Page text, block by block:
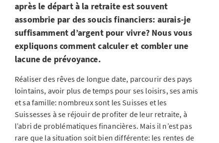
après le départ à la retraite est souvent
assombrie par des soucis financiers: aurais-je
suffisamment d’argent pour vivre? Nous vous
expliquons comment calculer et combler une
lacune de prévoyance.
Réaliser des rêves de longue date, parcourir des pays
lointains, avoir plus de temps pour ses loisirs, ses amis
et sa famille: nombreux sont les Suisses et les
Suissesses à se réjouir de profiter de leur retraite, à
l’abri de problématiques financières. Mais il n’est pas
rare que la situation soit bien différente: les rentes de